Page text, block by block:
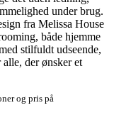
under brug.
fra Melissa House
både hjemme
stilfuldt udseende,
der ønsker et
og pris på